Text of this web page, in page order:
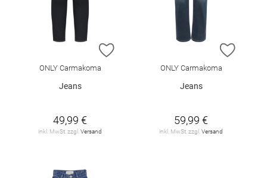
ZUR WUNSCHLISTE HINZUFÜGEN
ONLY Carmakoma
Jeans
49,99 €
inkl. MwSt. zzgl. Versand
ZUR
ONLY Carmakoma
Jeans
59,99 €
inkl. MwSt. zzgl. Versand